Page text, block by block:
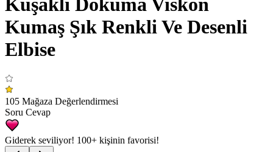
Kuşaklı Dokuma Viskon
Kumaş Şık Renkli Ve Desenli
Elbise
105 Mağaza Değerlendirmesi
Soru Cevap
Giderek seviliyor! 100+ kişinin favorisi!